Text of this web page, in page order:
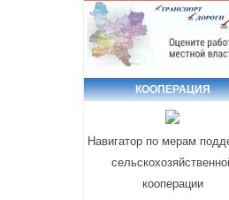
КООПЕРАЦИЯ
Навигатор по мерам
кооперации